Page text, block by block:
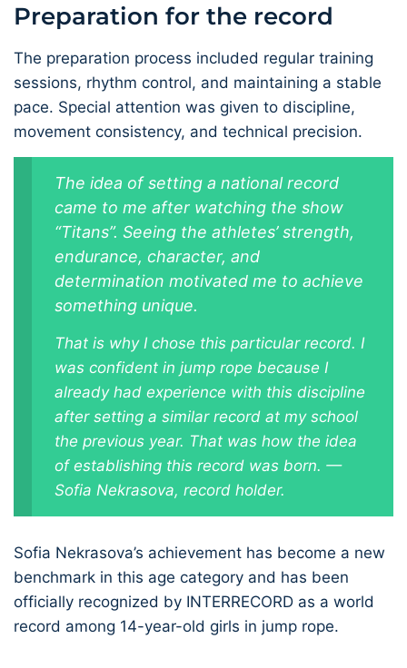
Preparation for the record
The preparation process included regular training
sessions, rhythm control, and maintaining a stable
pace. Special attention was given to discipline,
movement consistency, and technical precision.
The idea of setting a national record
came to me after watching the show
“Titans”. Seeing the athletes’ strength,
endurance, character, and
determination motivated me to achieve
something unique.
That is why I chose this particular record. I
was confident in jump rope because I
already had experience with this discipline
after setting a similar record at my school
the previous year. That was how the idea
of establishing this record was born. —
Sofia Nekrasova, record holder.
Sofia Nekrasova’s achievement has become a new
benchmark in this age category and has been
officially recognized by INTERRECORD as a world
record among 14-year-old girls in jump rope.